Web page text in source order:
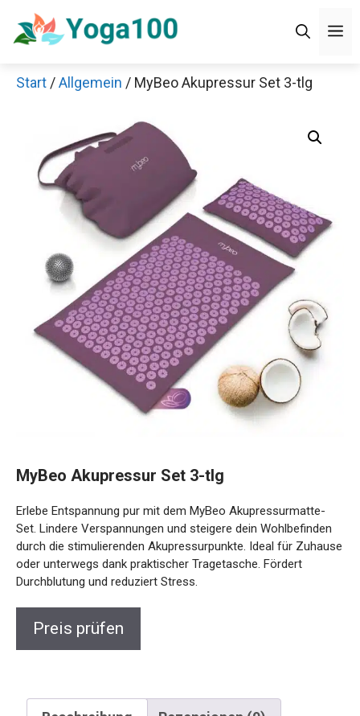
Inhalt
Start /Allgemein / MyBeo Akupressur Set 3-tlg
Set. Lindere Verspannungen und steigere dein Wohlbefinden
durch die stimulierenden Akupressurpunkte. Ideal für
Zuhause oder unterwegs dank praktischer Tragetasche.
Fördert Durchblutung und reduziert Stress.
Preis prüfen
Jetzt anschauen